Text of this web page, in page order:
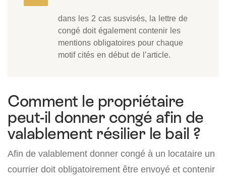
dans les 2 cas susvisés, la lettre de
congé doit également contenir les
mentions obligatoires pour chaque
motif cités en début de l’article.
Comment le propriétaire
peut-il donner congé afin de
valablement résilier le bail ?
Afin de valablement donner congé à un locataire un
courrier doit obligatoirement être envoyé et contenir